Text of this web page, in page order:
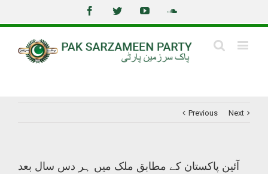
FacebookTwitterYoutubeSoundcloud
Previous Next
آئین پاکستان کے مطابق ملک میں ہر دس سال بعد